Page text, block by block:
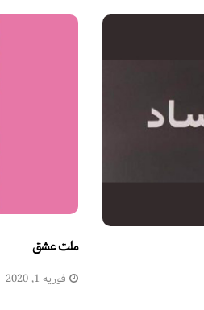
ملت عشق
فوریه 1, 2020